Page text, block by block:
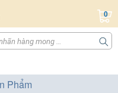
0
Phẩm